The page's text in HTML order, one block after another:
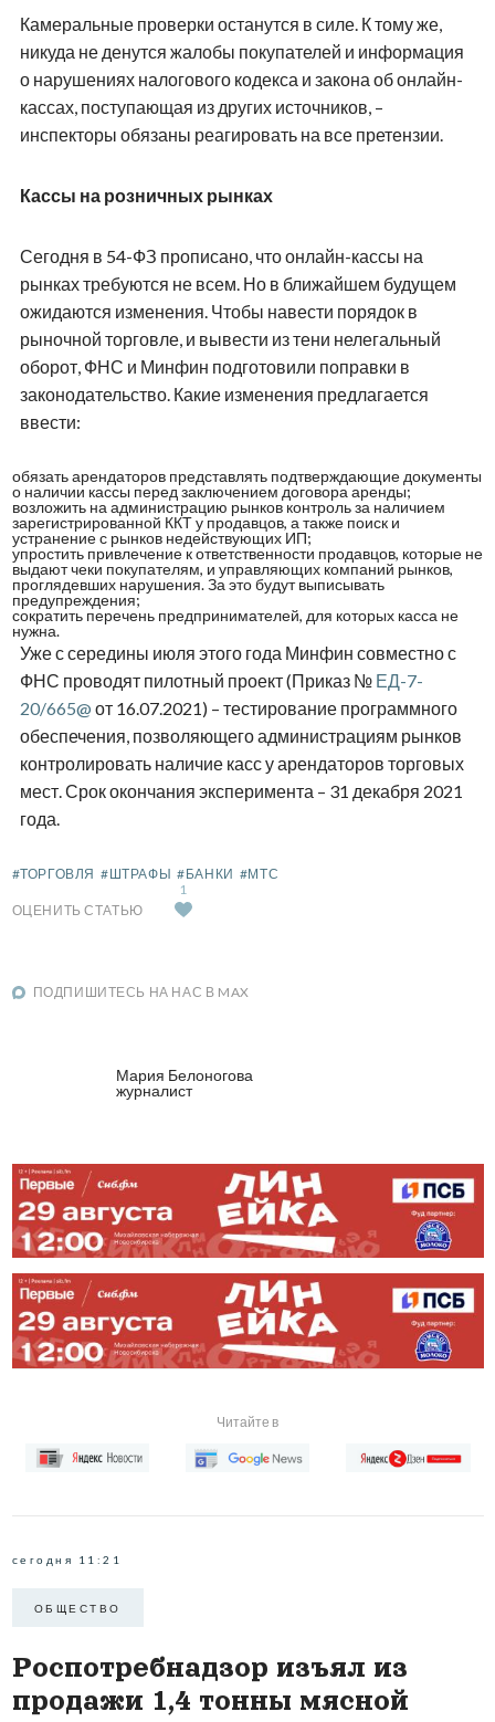
Камеральные проверки останутся в силе. К тому же,
никуда не денутся жалобы покупателей и информация
о нарушениях налогового кодекса и закона об онлайн-
кассах, поступающая из других источников, –
инспекторы обязаны реагировать на все претензии.
Кассы на розничных рынках
Сегодня в 54-ФЗ прописано, что онлайн-кассы на
рынках требуются не всем. Но в ближайшем будущем
ожидаются изменения. Чтобы навести порядок в
рыночной торговле, и вывести из тени нелегальный
оборот, ФНС и Минфин подготовили поправки в
законодательство. Какие изменения предлагается
ввести:
обязать арендаторов представлять подтверждающие документы
о наличии кассы перед заключением договора аренды;
возложить на администрацию рынков контроль за наличием
зарегистрированной ККТ у продавцов, а также поиск и
устранение с рынков недействующих ИП;
упростить привлечение к ответственности продавцов, которые не
выдают чеки покупателям, и управляющих компаний рынков,
проглядевших нарушения. За это будут выписывать
предупреждения;
сократить перечень предпринимателей, для которых касса не
нужна.
Уже с середины июля этого года Минфин совместно с
ФНС проводят пилотный проект (Приказ № ЕД-7-
20/665@ от 16.07.2021) – тестирование программного
обеспечения, позволяющего администрациям рынков
контролировать наличие касс у арендаторов торговых
мест. Срок окончания эксперимента – 31 декабря 2021
года.
#ТОРГОВЛЯ #ШТРАФЫ #БАНКИ #МТС
ОЦЕНИТЬ СТАТЬЮ
1
ПОДПИШИТЕСЬ НА НАС В MAX
Мария Белоногова
журналист
Читайте в
сегодня 11:21
ОБЩЕСТВО
Роспотребнадзор изъял из
продажи 1,4 тонны мясной